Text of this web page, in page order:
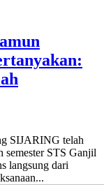
SIJARING telah
semester STS Ganjil
langsung dari